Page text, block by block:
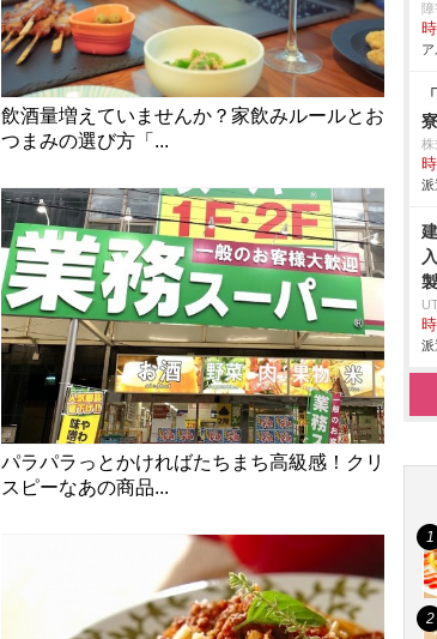
飲酒量増えていませんか？家飲みルールとお
つまみの選び方「...
パラパラっとかければたちまち高級感！クリ
スピーなあの商品...
株
派
派